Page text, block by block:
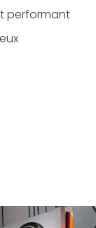
performant